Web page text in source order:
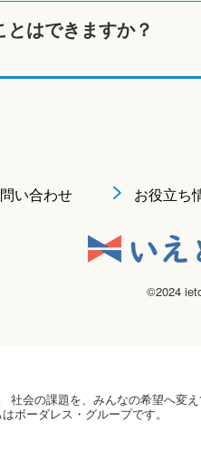
はできますか？
い合わせ お役立ち
©2024
社会の課題を、みんなの希望へ変え
ボーダレス・グループです。